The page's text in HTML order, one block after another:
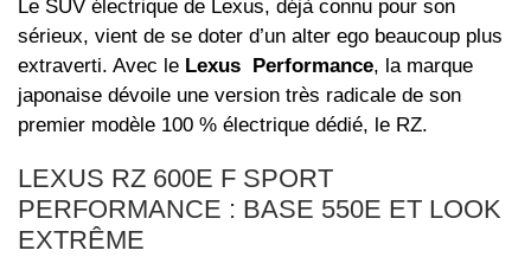
Le SUV électrique de Lexus, déjà connu pour son
sérieux, vient de se doter d’un alter ego beaucoup plus
extraverti. Avec le Lexus Performance, la marque
japonaise dévoile une version très radicale de son
premier modèle 100 % électrique dédié, le RZ.
LEXUS RZ 600E F SPORT
PERFORMANCE : BASE 550E ET LOOK
EXTRÊME